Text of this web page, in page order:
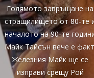
Голямото завръщане на
стращилището от 80-те
началото на 90-те
Майк Тайсън вече е
Железния Майк ще се
изправи срещу Рой